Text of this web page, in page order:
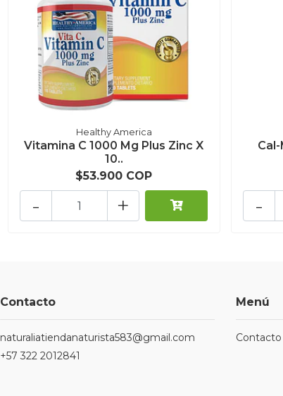
Healthy America
Vitamina C 1000 Mg Plus Zinc X
10..
$53.900 COP
+
- -
Contacto
naturaliatiendanaturista583@gmail.com
+57 322 2012841
Menú
Contacto